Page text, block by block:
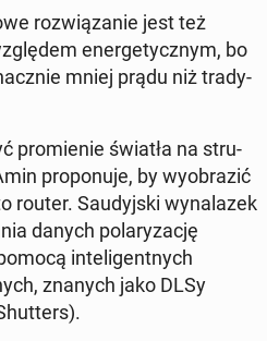
roz­wią­za­nie jest też
ener­ge­tycz­nym, bo
mniej prądu niż tra­dy­
pro­mie­nie światła na stru­
pro­po­nu­je, by wy­obra­zić
router. Sau­dyj­ski wy­na­la­zek
danych po­la­ry­za­cję
in­te­li­gent­nych
znanych jako DLSy